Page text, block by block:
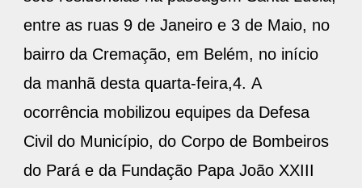
entre as ruas 9 de Janeiro e 3 de Maio, no
bairro da Cremação, em Belém, no início
da manhã desta quarta-feira,4. A
ocorrência mobilizou equipes da Defesa
Civil do Município, do Corpo de Bombeiros
do Pará e da Fundação Papa João XXIII